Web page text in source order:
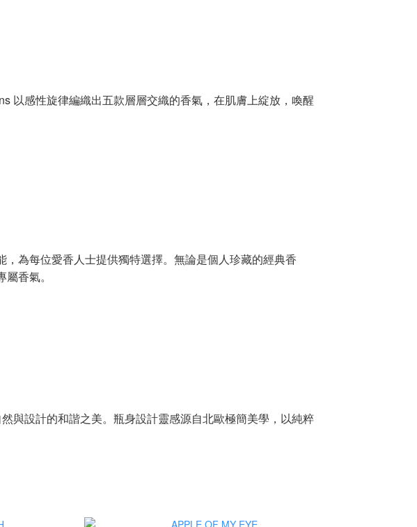
以感性旋律編織出五款層層交織的香氣，在肌膚上綻放，喚醒
為每位愛香人士提供獨特選擇。無論是個人珍藏的經典香
香氣。
與設計的和諧之美。瓶身設計靈感源自北歐極簡美學，以純粹